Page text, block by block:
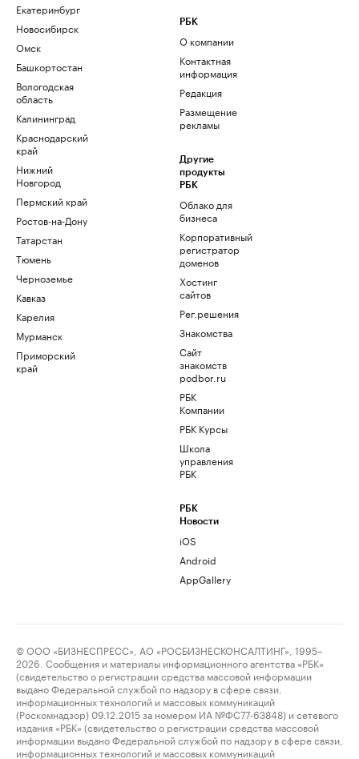
Екатеринбург
Новосибирск
Омск
Башкортостан
Вологодская
область
Калининград
Краснодарский
край
Нижний
Новгород
Пермский край
Ростов-на-Дону
Татарстан
Тюмень
Черноземье
Кавказ
Карелия
Мурманск
Приморский
край
РБК
О компании
Контактная
информация
Редакция
Размещение
рекламы
Другие
продукты
РБК
Облако для
бизнеса
Корпоративный
регистратор
доменов
Хостинг
сайтов
Рег.решения
Знакомства
Сайт
знакомств
podbor.ru
РБК
Компании
РБК Курсы
Школа
управления
РБК
РБК
Новости
iOS
Android
AppGallery
© ООО «БИЗНЕСПРЕСС», АО «РОСБИЗНЕСКОНСАЛТИНГ», 1995–
2026. Сообщения и материалы информационного агентства «РБК»
(свидетельство о регистрации средства массовой информации
выдано Федеральной службой по надзору в сфере связи,
информационных технологий и массовых коммуникаций
(Роскомнадзор) 09.12.2015 за номером ИА №ФС77-63848) и сетевого
издания «РБК» (свидетельство о регистрации средства массовой
информации выдано Федеральной службой по надзору в сфере связи,
информационных технологий и массовых коммуникаций